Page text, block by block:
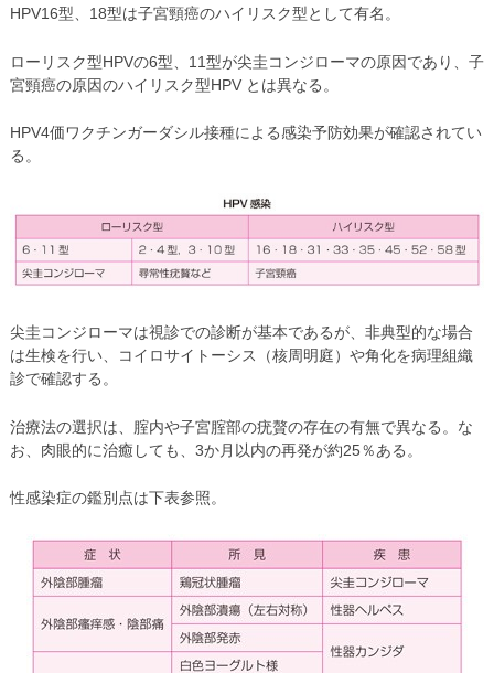
HPV16型、18型は子宮頸癌のハイリスク型として有名。
ローリスク型HPVの6型、11型が尖圭コンジローマの原因であり、子
宮頸癌の原因のハイリスク型HPV とは異なる。
HPV4価ワクチンガーダシル接種による感染予防効果が確認されてい
る。
尖圭コンジローマは視診での診断が基本であるが、非典型的な場合
は生検を行い、コイロサイトーシス（核周明庭）や角化を病理組織
診で確認する。
治療法の選択は、腟内や子宮腟部の疣贅の存在の有無で異なる。な
お、肉眼的に治癒しても、3か月以内の再発が約25％ある。
性感染症の鑑別点は下表参照。